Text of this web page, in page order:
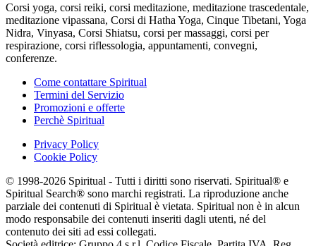
Corsi yoga, corsi reiki, corsi meditazione, meditazione trascedentale,
meditazione vipassana, Corsi di Hatha Yoga, Cinque Tibetani, Yoga
Nidra, Vinyasa, Corsi Shiatsu, corsi per massaggi, corsi per
respirazione, corsi riflessologia, appuntamenti, convegni,
conferenze.
Come contattare Spiritual
Termini del Servizio
Promozioni e offerte
Perchè Spiritual
Privacy Policy
Cookie Policy
© 1998-2026 Spiritual - Tutti i diritti sono riservati. Spiritual® e
Spiritual Search® sono marchi registrati. La riproduzione anche
parziale dei contenuti di Spiritual è vietata. Spiritual non è in alcun
modo responsabile dei contenuti inseriti dagli utenti, né del
contenuto dei siti ad essi collegati.